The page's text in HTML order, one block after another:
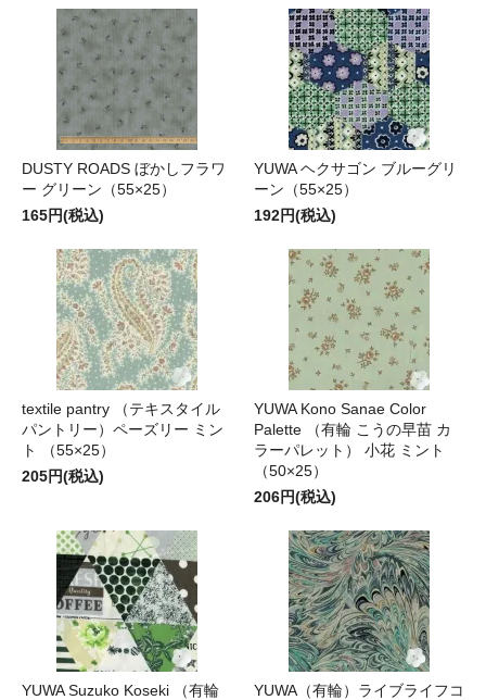
DUSTY ROADS ぼかしフラワ
ー グリーン（55×25）
165円(税込)
YUWA ヘクサゴン ブルーグリ
ーン（55×25）
192円(税込)
textile pantry （テキスタイル
パントリー）ペーズリー ミン
ト （55×25）
205円(税込)
YUWA Kono Sanae Color
Palette （有輪 こうの早苗 カ
ラーパレット） 小花 ミント
（50×25）
206円(税込)
YUWA Suzuko Koseki （有輪
YUWA（有輪）ライブライフコ